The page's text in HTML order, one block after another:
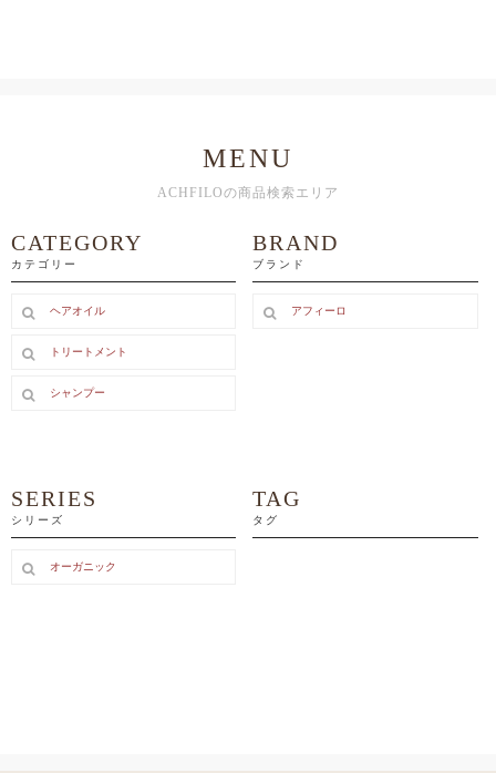
MENU
ACHFILOの商品検索エリア
CATEGORY
カテゴリー
ヘアオイル
トリートメント
シャンプー
BRAND
ブランド
アフィーロ
SERIES
シリーズ
オーガニック
TAG
タグ